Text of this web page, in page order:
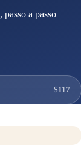
a passo
$117